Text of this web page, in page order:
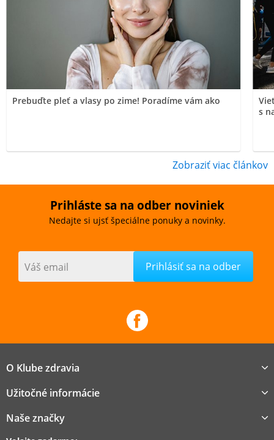
Prebuďte pleť a vlasy po zime! Poradíme vám ako
s
Zobraziť viac článkov
Prihláste sa na odber noviniek
Nedajte si ujsť špeciálne ponuky a novinky.
Váš email
O Klube zdravia
Užitočné informácie
Naše značky